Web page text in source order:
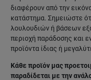
διαφέρουν από την
κατάστημα. Σημειώστε
λουλουδιών ή βάσεων
περιοχή παράδοσης και
προϊόντα ίδιας ή
Κάθε προϊόν μας
παραδίδεται με την